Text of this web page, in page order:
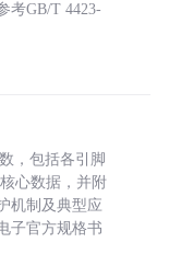
考GB/T 4423-
，包括各引脚
心数据，并附
机制及典型应
子官方规格书